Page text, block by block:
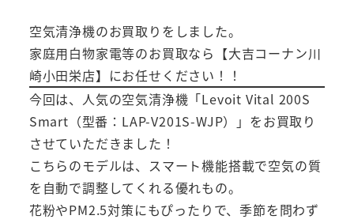
空気清浄機のお買取りをしました。
家庭用白物家電等のお買取なら【大吉コーナン川
崎小田栄店】にお任せください！！
今回は、人気の空気清浄機「Levoit Vital 200S
Smart（型番：LAP-V201S-WJP）」をお買取り
させていただきました！
こちらのモデルは、スマート機能搭載で空気の質
を自動で調整してくれる優れもの。
花粉やPM2.5対策にもぴったりで、季節を問わず